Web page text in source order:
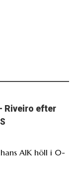
Riveiro efter
hans AIK höll i 0-